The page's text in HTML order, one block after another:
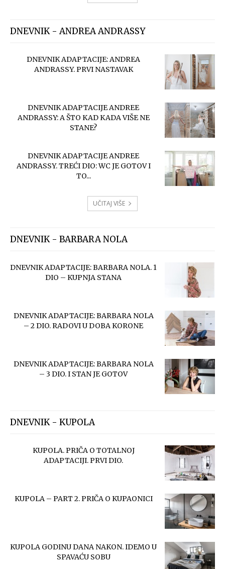
DNEVNIK - ANDREA ANDRASSY
DNEVNIK ADAPTACIJE: ANDREA
ANDRASSY. PRVI NASTAVAK
DNEVNIK ADAPTACIJE ANDREE
ANDRASSY: A ŠTO KAD KADA VIŠE NE
STANE?
DNEVNIK ADAPTACIJE ANDREE
ANDRASSY. TREĆI DIO: WC JE GOTOV I
TO...
UČITAJ VIŠE
DNEVNIK - BARBARA NOLA
DNEVNIK ADAPTACIJE: BARBARA NOLA. 1
DIO – KUPNJA STANA
DNEVNIK ADAPTACIJE: BARBARA NOLA
– 2 DIO. RADOVI U DOBA KORONE
DNEVNIK ADAPTACIJE: BARBARA NOLA
– 3 DIO. I STAN JE GOTOV
DNEVNIK - KUPOLA
KUPOLA. PRIČA O TOTALNOJ
ADAPTACIJI. PRVI DIO.
KUPOLA – PART 2. PRIČA O KUPAONICI
KUPOLA GODINU DANA NAKON. IDEMO U
SPAVAĆU SOBU